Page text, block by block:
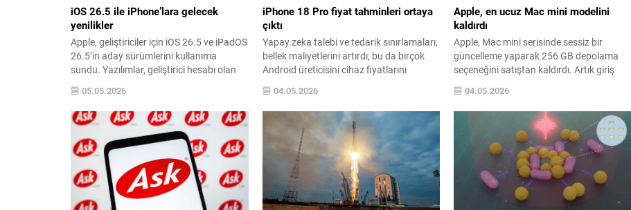
iOS 26.5 ile iPhone’lara gelecek
yenilikler
Apple, geliştiriciler için iOS 26.5 ve iPadOS
26.5’in aday sürümlerini kullanıma
sundu. Yazılımlar, geliştirici hesabı olan
kullanıcıların cihazlarındaki Ayarlar >
Yazılım Güncelleme menüsünden
indirilebiliyor. Bu güncelleme paketi, daha
önceki beta döngüsünün hemen
ardından geliyor ve cihazlara küçük
iyileştirmeler ile altyapı hazırlıkları
getiriyor. Yeni özellikler ve ertelenen
yenilikler iOS 27’ye ertelenen...
05.05.2026
iPhone 18 Pro fiyat tahminleri ortaya
çıktı
Yapay zeka talebi ve tedarik sınırlamaları,
bellek maliyetlerini artırdı; bu da birçok
Android üreticisini cihaz fiyatlarını
yükseltmek zorunda bıraktı. Buna karşın
sektördeki yeni analizler, Apple’ın bu
sonbaharda çıkarmayı planladığı iPhone
18 Pro ve Pro Max modellerinde daha
dengeli bir fiyat yaklaşımı
benimseyebileceğini gösteriyor. Analist
Jeff Pu’nun raporuna göre, Apple temel...
04.05.2026
Apple, en ucuz Mac mini modelini
kaldırdı
Apple, Mac mini serisinde sessiz bir
güncelleme yaparak 256 GB depolama
seçeneğini satıştan kaldırdı. Artık giriş
seviyesi tercihlerini yapmak isteyen
kullanıcılar doğrudan 512 GB depolamalı
modele yönlendirilmiş durumda. Şirketin
yapılandırma aracından kaldırma
kararıyla birlikte M4 çipli ve 16 GB RAM’li
en düşük konfigürasyonun fiyatı
otomatik olarak yükseldi; 256 GB’lık
modelin...
04.05.2026